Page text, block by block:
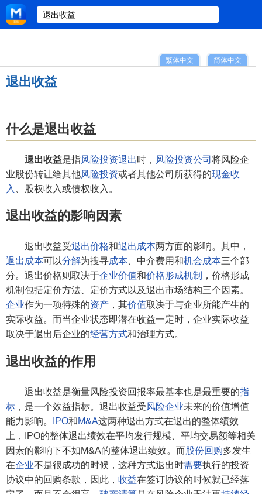
简体中文
繁体中文
退出收益
什么是退出收益
退出收益是指风险投资退出时， 风险投资公司 将风险企
业股份转让给其他风险投资或者其他公司所获得的现金收
入
、股权收入或债权收入。
退出收益的影响因素
退出收益受退出价格和退出成本两方面的影响。其中，
退出成本可以分解为搜寻成本 、中介费用和机会成本三个部
分。退出价格则取决于企业价值和价格形成机制
，价格形成
机制包括定价方法、定价方式以及退出市场结构三个因素。
企业作为一项特殊的资产 ，其价值取决于与企业所能产生的
实际收益。而当企业状态即潜在收益一定时，企业实际收益
取决于退出后企业的经营方式和治理方式。
退出收益的作用
退出收益是衡量风险投资回报率最基本也是最重要的指
标 ，是一个效益指标。退出收益受风险企业未来的价值增值
能力影响。
IPO和M&A这两种退出方式在退出的整体绩效
上，IPO的整体退出绩效在平均发行规模、平均交易额等相关
因素的影响下不如M&A的整体退出绩效。而股份回购多发生
在企业不是很成功的时候，这种方式退出时需要执行的投资
协议中的回购条款，因此， 收益在签订协议的时候就已经落